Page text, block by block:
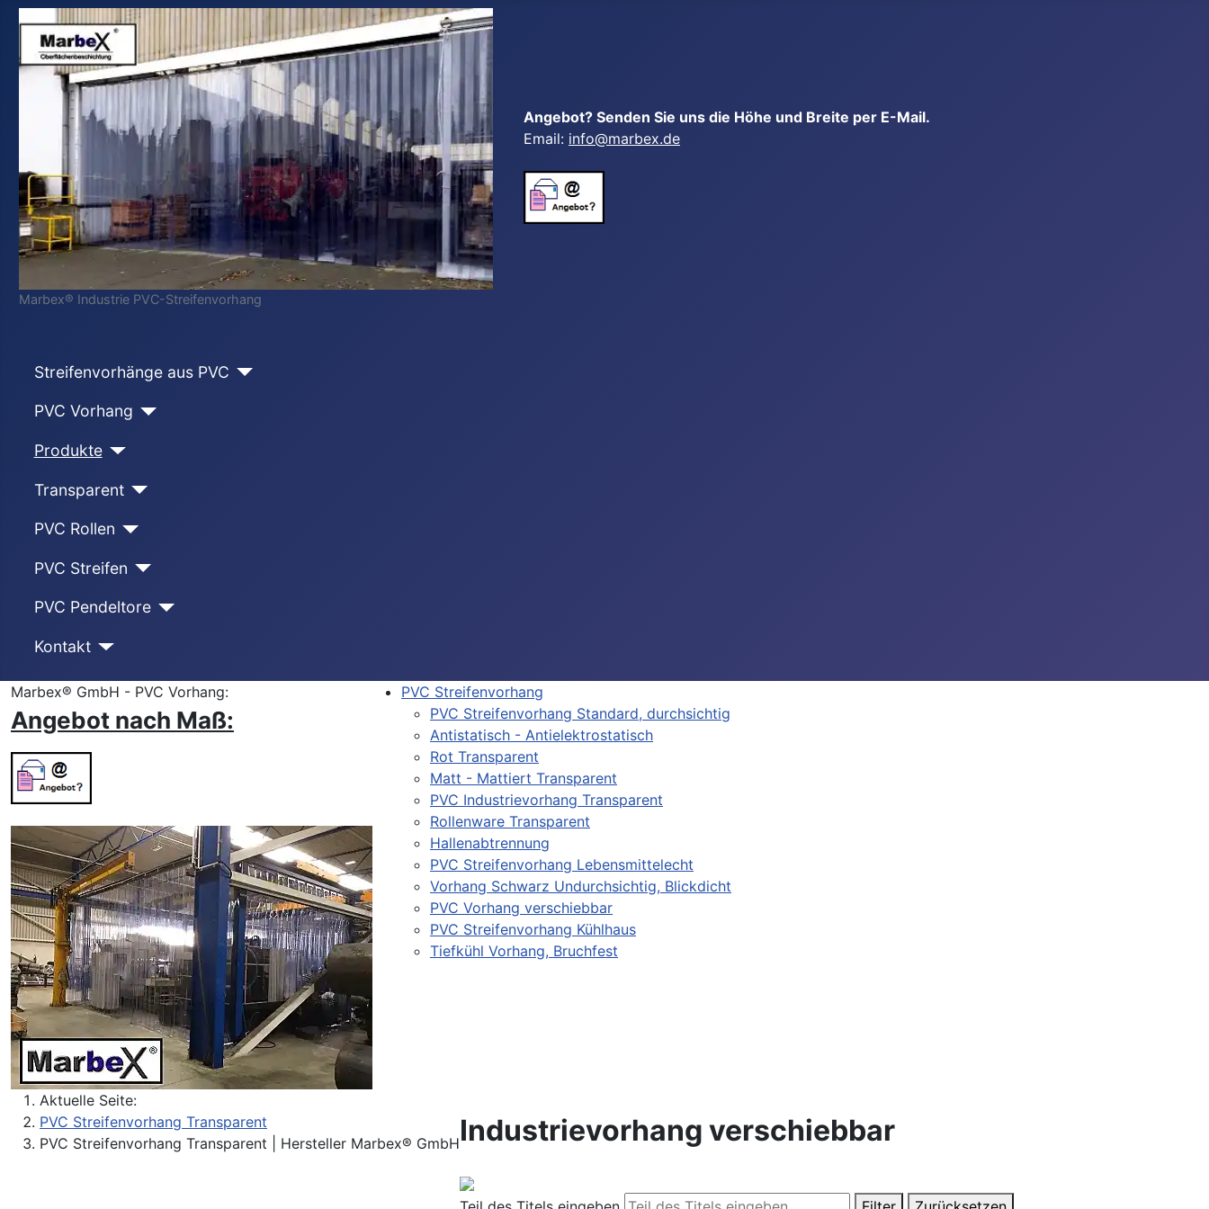
Marbex® Industrie PVC-Streifenvorhang
Angebot? Senden Sie uns die Höhe und Breite per E-Mail.
Email: info@marbex.de
Streifenvorhänge aus PVC
PVC Vorhang
Produkte
Transparent
PVC Rollen
PVC Streifen
PVC Pendeltore
Kontakt
Marbex® GmbH - PVC Vorhang:
Angebot nach Maß:
PVC Streifenvorhang
PVC Streifenvorhang Standard, durchsichtig
Antistatisch - Antielektrostatisch
Rot Transparent
Matt - Mattiert Transparent
PVC Industrievorhang Transparent
Rollenware Transparent
Hallenabtrennung
PVC Streifenvorhang Lebensmittelecht
Vorhang Schwarz Undurchsichtig, Blickdicht
PVC Vorhang verschiebbar
PVC Streifenvorhang Kühlhaus
Tiefkühl Vorhang, Bruchfest
Aktuelle Seite:
PVC Streifenvorhang Transparent
PVC Streifenvorhang Transparent | Hersteller Marbex® GmbHIndustrievorhang verschiebbar